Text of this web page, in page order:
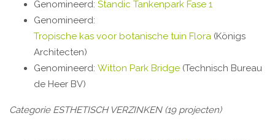
Genomineerd: Standic Tankenpark Fase 1
Genomineerd:
Tropische kas voor botanische tuin Flora (Königs
Architecten)
Genomineerd: Witton Park Bridge (Technisch Bureau
de Heer BV)
Categorie ESTHETISCH VERZINKEN (19 projecten)